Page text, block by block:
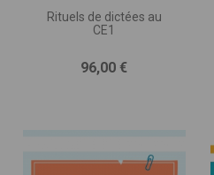
Rituels de dictées au
CE1
Prix
96,00 €